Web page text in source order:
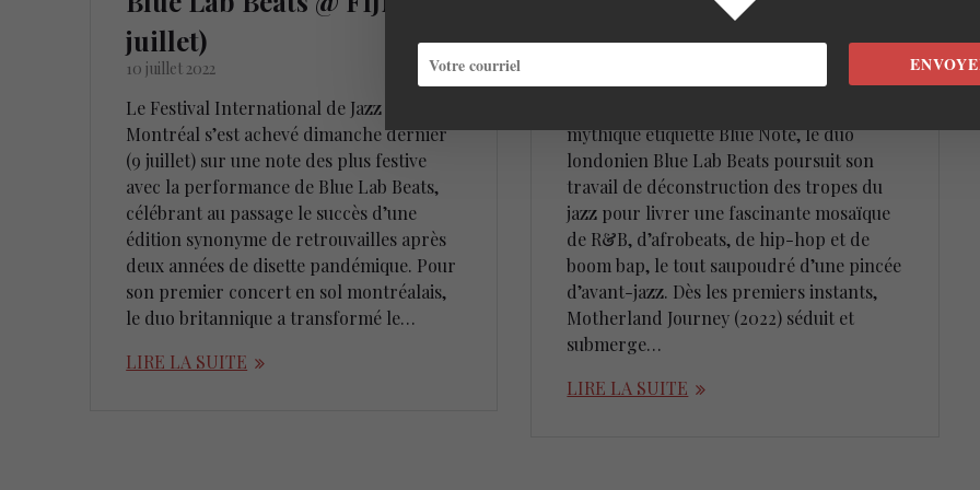
juillet)
10 juillet 2022
Le Festival International de Jazz de
Montréal s’est achevé dimanche dernier
(9 juillet) sur une note des plus festive
avec la performance de Blue Lab Beats,
célébrant au passage le succès d’une
édition synonyme de retrouvailles après
deux années de disette pandémique. Pour
son premier concert en sol montréalais,
le duo britannique a transformé le…
LIRE LA SUITE
Motherland Journey
mythique étiquette Blue Note, le duo
londonien Blue Lab Beats poursuit son
travail de déconstruction des tropes du
jazz pour livrer une fascinante mosaïque
de R&B, d’afrobeats, de hip-hop et de
boom bap, le tout saupoudré d’une pincée
d’avant-jazz. Dès les premiers instants,
Motherland Journey (2022) séduit et
submerge…
LIRE LA SUITE